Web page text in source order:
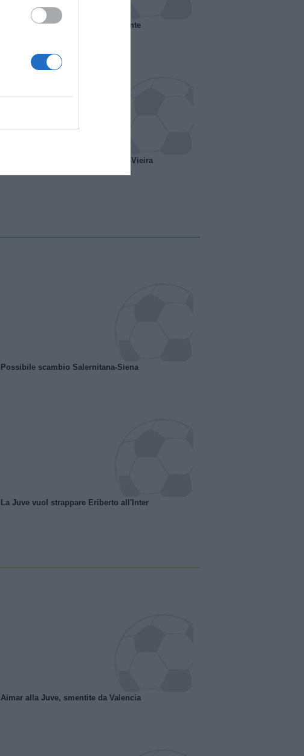
Francia, il Marsiglia senza presidente
A gennaio ipotesi scambio Davids-Vieira
Possibile scambio Salernitana-Siena
La Juve vuol strappare Eriberto all'Inter
Aimar alla Juve, smentite da Valencia